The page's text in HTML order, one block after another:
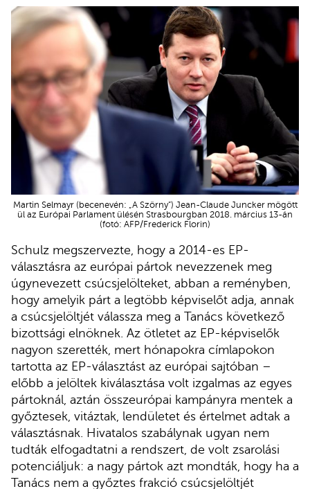
Martin Selmayr (becenevén: „A Szörny”) Jean-Claude Juncker mögött
ül az Európai Parlament ülésén Strasbourgban 2018. március 13-án
(fotó: AFP/Frederick Florin)
Schulz megszervezte, hogy a 2014-es EP-
választásra az európai pártok nevezzenek meg
úgynevezett csúcsjelölteket, abban a reményben,
hogy amelyik párt a legtöbb képviselőt adja, annak
a csúcsjelöltjét válassza meg a Tanács következő
bizottsági elnöknek. Az ötletet az EP-képviselők
nagyon szerették, mert hónapokra címlapokon
tartotta az EP-választást az európai sajtóban –
előbb a jelöltek kiválasztása volt izgalmas az egyes
pártoknál, aztán összeurópai kampányra mentek a
győztesek, vitáztak, lendületet és értelmet adtak a
választásnak. Hivatalos szabálynak ugyan nem
tudták elfogadtatni a rendszert, de volt zsarolási
potenciáljuk: a nagy pártok azt mondták, hogy ha a
Tanács nem a győztes frakció csúcsjelöltjét